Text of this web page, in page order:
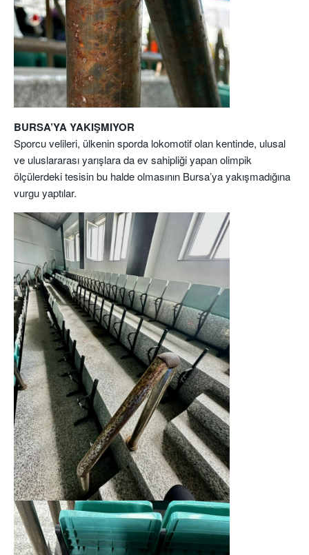
BURSA’YA YAKIŞMIYOR
Sporcu velileri, ülkenin sporda lokomotif olan kentinde, ulusal
ve uluslararası yarışlara da ev sahipliği yapan olimpik
ölçülerdeki tesisin bu halde olmasının Bursa’ya yakışmadığına
vurgu yaptılar.